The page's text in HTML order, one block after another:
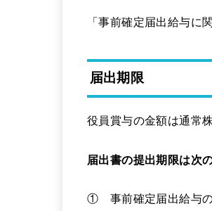
「事前確定届出給与に
届出期限
役員賞与の金額は通常
届出書の提出期限は次
① 事前確定届出給与の